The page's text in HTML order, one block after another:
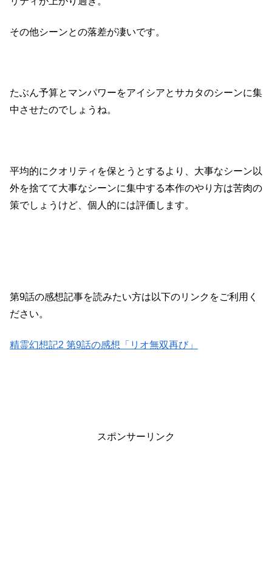
その他シーンとの落差が凄いです。
たぶん予算とマンパワーをアイシアとサカタのシーンに集
中させたのでしょうね。
平均的にクオリティを保とうとするより、大事なシーン以
外を捨てて大事なシーンに集中する本作のやり方は苦肉の
策でしょうけど、個人的には評価します。
第9話の感想記事を読みたい方は以下のリンクをご利用く
ださい。
精霊幻想記2 第9話の感想「リオ無双再び」
スポンサーリンク